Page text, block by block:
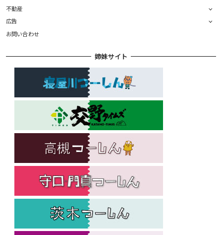
不動産
広告
お問い合わせ
姉妹サイト